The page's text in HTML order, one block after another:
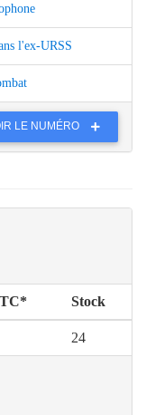
l'ex-URSS
LE NUMÉRO
Stock
24